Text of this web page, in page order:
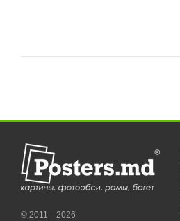
© 2011—2026